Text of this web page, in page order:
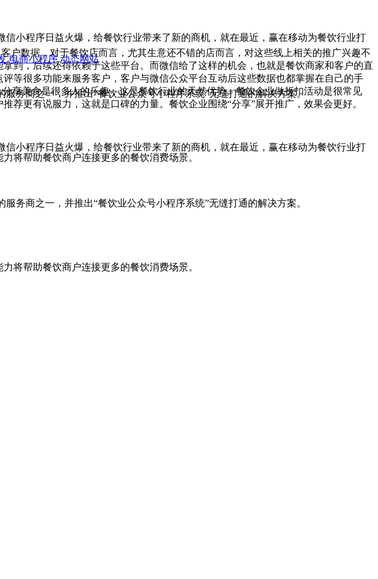
小程序日益火爆，给餐饮行业带来了新的商机，就在最近，赢在移动为餐饮行业打
务商之一，并推出“餐饮业公众号小程序系统”无缝打通的解决方案。
将帮助餐饮商户连接更多的餐饮消费场景。
户数据，对于餐饮店而言，尤其生意还不错的店而言，对这些线上相关的推广兴趣不
到，后续还得依赖于这些平台。而微信给了这样的机会，也就是餐饮商家和客户的直
等很多功能来服务客户，客户与微信公众平台互动后这些数据也都掌握在自己的手
享美食是很多人的乐趣，这是餐饮行业的天然优势。餐饮企业做折扣活动是很常见
更有说服力，这就是口碑的力量。餐饮企业围绕“分享”展开推广，效果会更好。
小程序日益火爆，给餐饮行业带来了新的商机，就在最近，赢在移动为餐饮行业打
务商之一，并推出“餐饮业公众号小程序系统”无缝打通的解决方案。
将帮助餐饮商户连接更多的餐饮消费场景。
电商小程序 动态网站